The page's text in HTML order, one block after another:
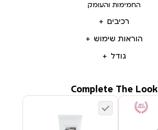
רכיבים
הוראות שימוש
גודל
החמימות והעומק
Complete The Look